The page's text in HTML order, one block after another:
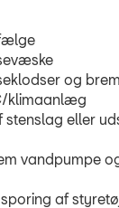
og
klimaanlæg
stenslag eller
vandpumpe
af